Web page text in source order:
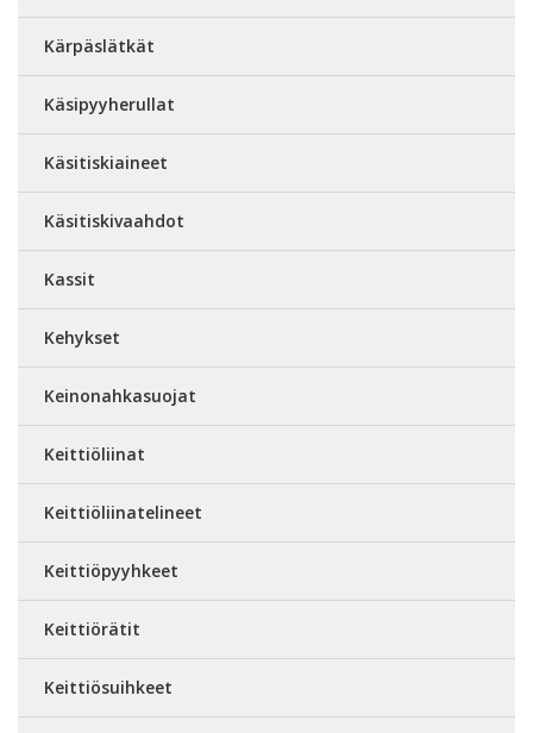
Kärpäslätkät
Käsipyyherullat
Käsitiskiaineet
Käsitiskivaahdot
Kassit
Kehykset
Keinonahkasuojat
Keittiöliinat
Keittiöliinatelineet
Keittiöpyyhkeet
Keittiörätit
Keittiösuihkeet